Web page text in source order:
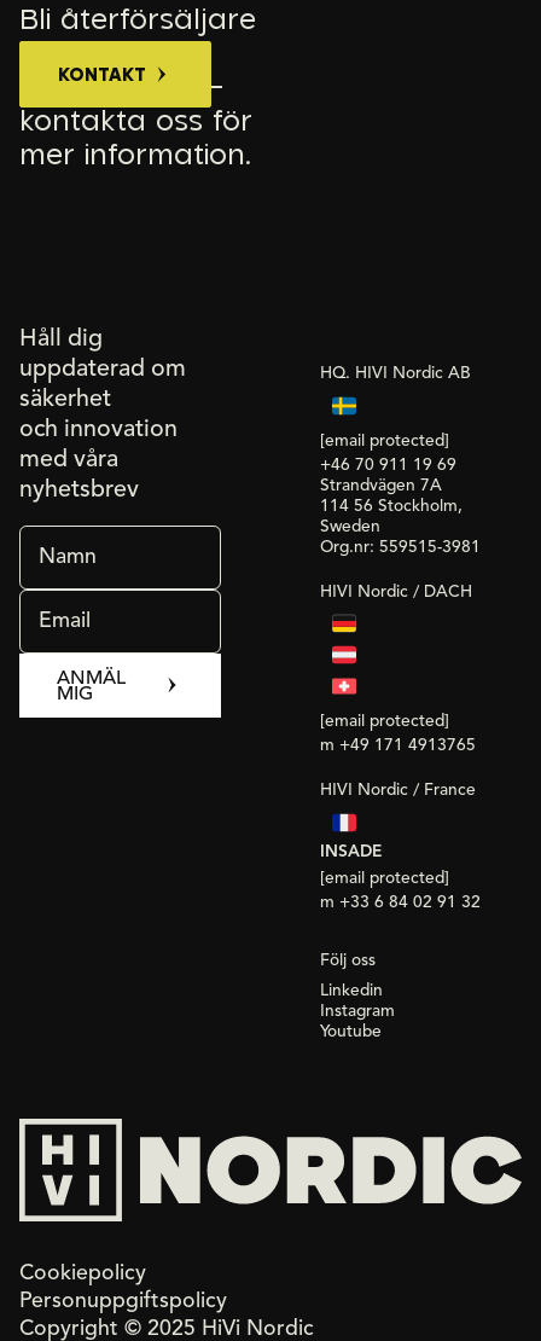
Bli återförsäljare
av LED-
varselvästar –
kontakta oss för
mer information.
KONTAKT
Håll dig
uppdaterad om
säkerhet
och innovation
med våra
nyhetsbrev
ANMÄL
MIG
HQ. HIVI Nordic AB
[email protected]
+46 70 911 19 69
Strandvägen 7A
114 56 Stockholm,
Sweden
Org.nr: 559515-3981
HIVI Nordic / DACH
[email protected]
m +49 171 4913765
HIVI Nordic / France
INSADE
[email protected]
m +33 6 84 02 91 32
Följ oss
Linkedin
Instagram
Youtube
Cookiepolicy
Personuppgiftspolicy
Copyright © 2025 HiVi Nordic